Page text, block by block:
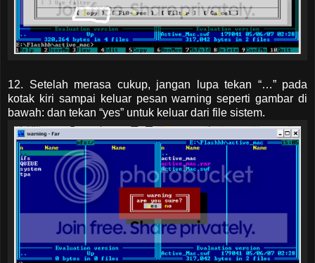
12. Setelah merasa cukup, jangan lupa tekan “…” pada
kotak kiri sampai keluar pesan warning seperti gambar di
bawah: dan tekan “yes” untuk keluar dari file sistem.